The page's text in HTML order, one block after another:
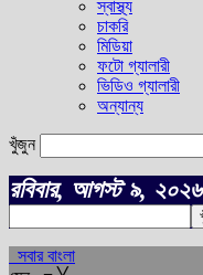
স্বাস্থ্য
চাকরি
মিডিয়া
ফটো গ্যালারী
ভিডিও গ্যালারী
অন্যান্য
খুঁজুন
রবিবার, আগস্ট ৯, ২০২৬
সবার বাংলা